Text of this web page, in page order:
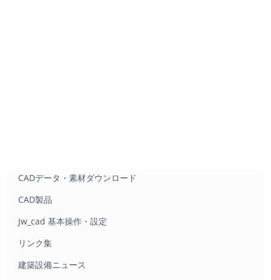
CADデータ・素材ダウンロード
CAD製品
Jw_cad 基本操作・設定
リンク集
建築設備ニュース